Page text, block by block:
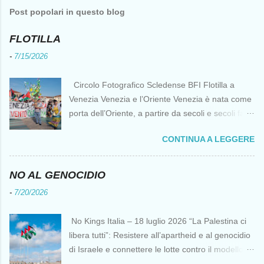
Post popolari in questo blog
FLOTILLA
- 7/15/2026
Circolo Fotografico Scledense BFI Flotilla a
Venezia Venezia e l’Oriente Venezia è nata come
porta dell’Oriente, a partire da secoli e secoli fa ai
di cantierizzazione veneziane divennero preziose
per tutti i crociati diretti a Gerusalemme. Proprio
le crociate fornirono ai veneziani l’occasione per
del Duecento. Dal XIII al XV secolo Venezia
continuò ad avere un ruolo fondamentale nei
rapporti tra l’Europa e l’Oriente, ruolo che si
CONTINUA A LEGGERE
NO AL GENOCIDIO
- 7/20/2026
No Kings Italia – 18 luglio 2026 “La Palestina ci
libera tutti”: Resistere all’apartheid e al genocidio
di Israele e connettere le lotte contro il modello